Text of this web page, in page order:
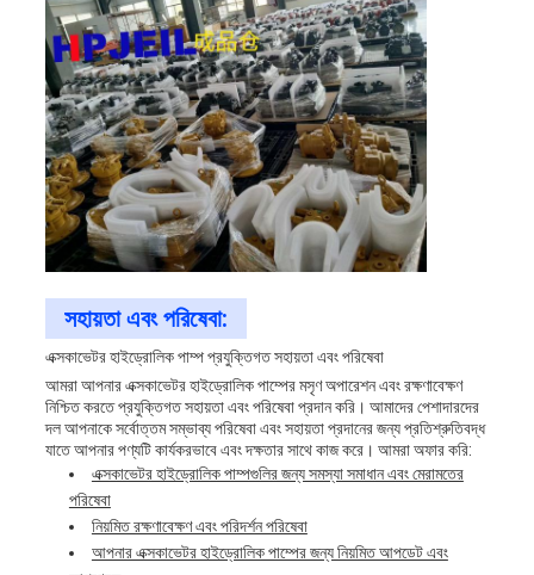
সহায়তা এবং পরিষেবা:
এক্সকাভেটর হাইড্রোলিক পাম্প প্রযুক্তিগত সহায়তা এবং পরিষেবা
আমরা আপনার এক্সকাভেটর হাইড্রোলিক পাম্পের মসৃণ অপারেশন এবং রক্ষণাবেক্ষণ
নিশ্চিত করতে প্রযুক্তিগত সহায়তা এবং পরিষেবা প্রদান করি। আমাদের পেশাদারদের
দল আপনাকে সর্বোত্তম সম্ভাব্য পরিষেবা এবং সহায়তা প্রদানের জন্য প্রতিশ্রুতিবদ্ধ
যাতে আপনার পণ্যটি কার্যকরভাবে এবং দক্ষতার সাথে কাজ করে। আমরা অফার করি:
এক্সকাভেটর হাইড্রোলিক পাম্পগুলির জন্য সমস্যা সমাধান এবং মেরামতের
পরিষেবা
নিয়মিত রক্ষণাবেক্ষণ এবং পরিদর্শন পরিষেবা
আপনার এক্সকাভেটর হাইড্রোলিক পাম্পের জন্য নিয়মিত আপডেট এবং